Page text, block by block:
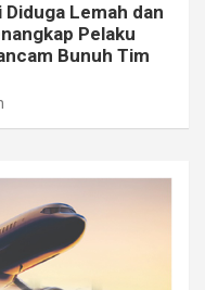
Lemah dan
Pelaku
Bunuh Tim